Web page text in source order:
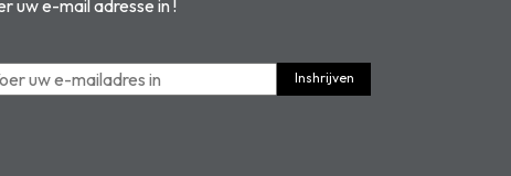
uw e-mail adresse in !
Inshrijven